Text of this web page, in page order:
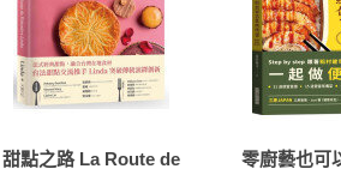
甜點之路 La Route de
零廚藝也可